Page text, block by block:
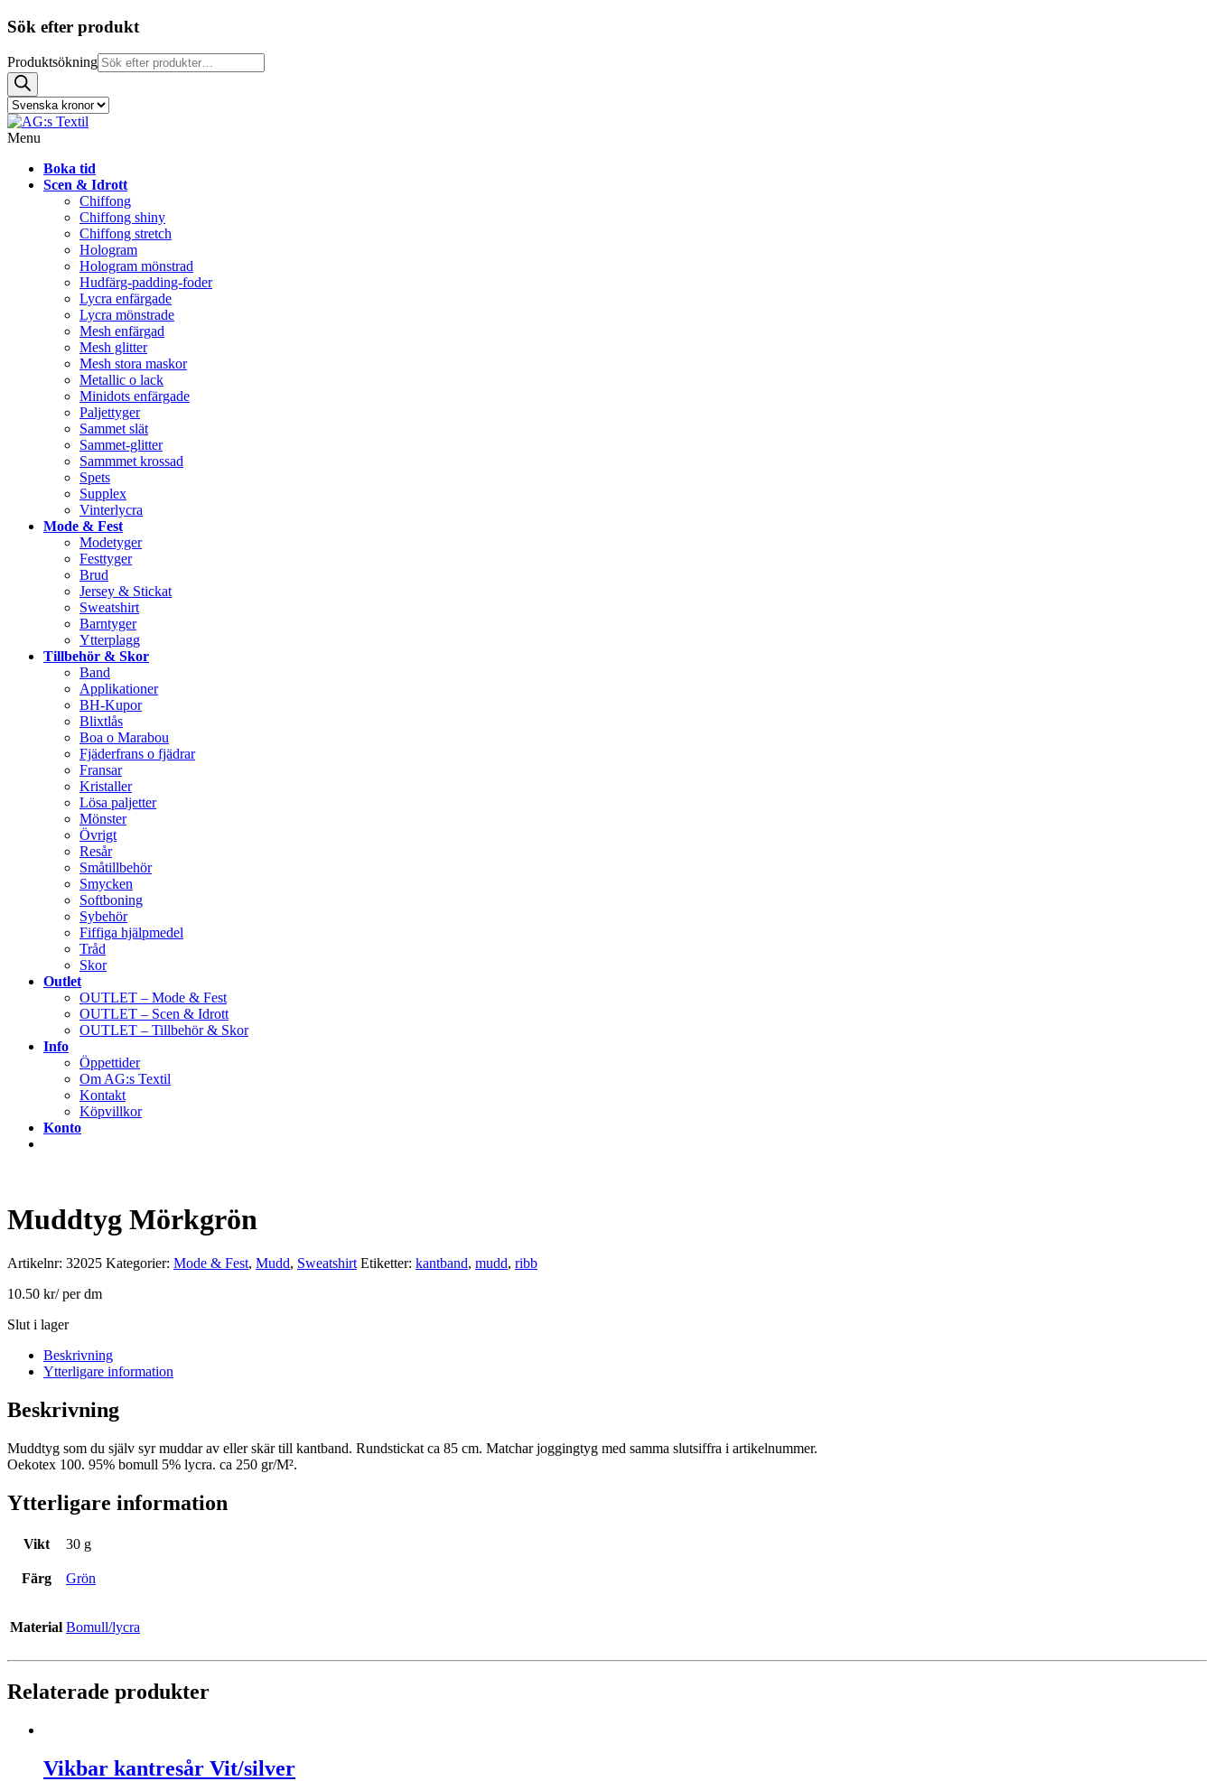
Sök efter produkt
Produktsökning
Menu
Boka tid
Scen & Idrott
Chiffong
Chiffong shiny
Chiffong stretch
Hologram
Hologram mönstrad
Hudfärg-padding-foder
Lycra enfärgade
Lycra mönstrade
Mesh enfärgad
Mesh glitter
Mesh stora maskor
Metallic o lack
Minidots enfärgade
Paljettyger
Sammet slät
Sammet-glitter
Sammmet krossad
Spets
Supplex
Vinterlycra
Mode & Fest
Modetyger
Festtyger
Brud
Jersey & Stickat
Sweatshirt
Barntyger
Ytterplagg
Tillbehör & Skor
Band
Applikationer
BH-Kupor
Blixtlås
Boa o Marabou
Fjäderfrans o fjädrar
Fransar
Kristaller
Lösa paljetter
Mönster
Övrigt
Resår
Småtillbehör
Smycken
Softboning
Sybehör
Fiffiga hjälpmedel
Tråd
Skor
Outlet
OUTLET – Mode & Fest
OUTLET – Scen & Idrott
OUTLET – Tillbehör & Skor
Info
Öppettider
Om AG:s Textil
Kontakt
Köpvillkor
Konto
Muddtyg Mörkgrön
Artikelnr: 32025 Kategorier: Mode & Fest, Mudd, Sweatshirt Etiketter: kantband, mudd, ribb
10.50 kr/ per dm
Slut i lager
Beskrivning
Ytterligare information
Beskrivning
Muddtyg som du själv syr muddar av eller skär till kantband. Rundstickat ca 85 cm. Matchar joggingtyg med samma slutsiffra i artikelnummer.
Oekotex 100. 95% bomull 5% lycra. ca 250 gr/M².
Ytterligare information
Vikt 30 g
Färg Grön
Material Bomull/lycra
Relaterade produkter
Vikbar kantresår Vit/silver